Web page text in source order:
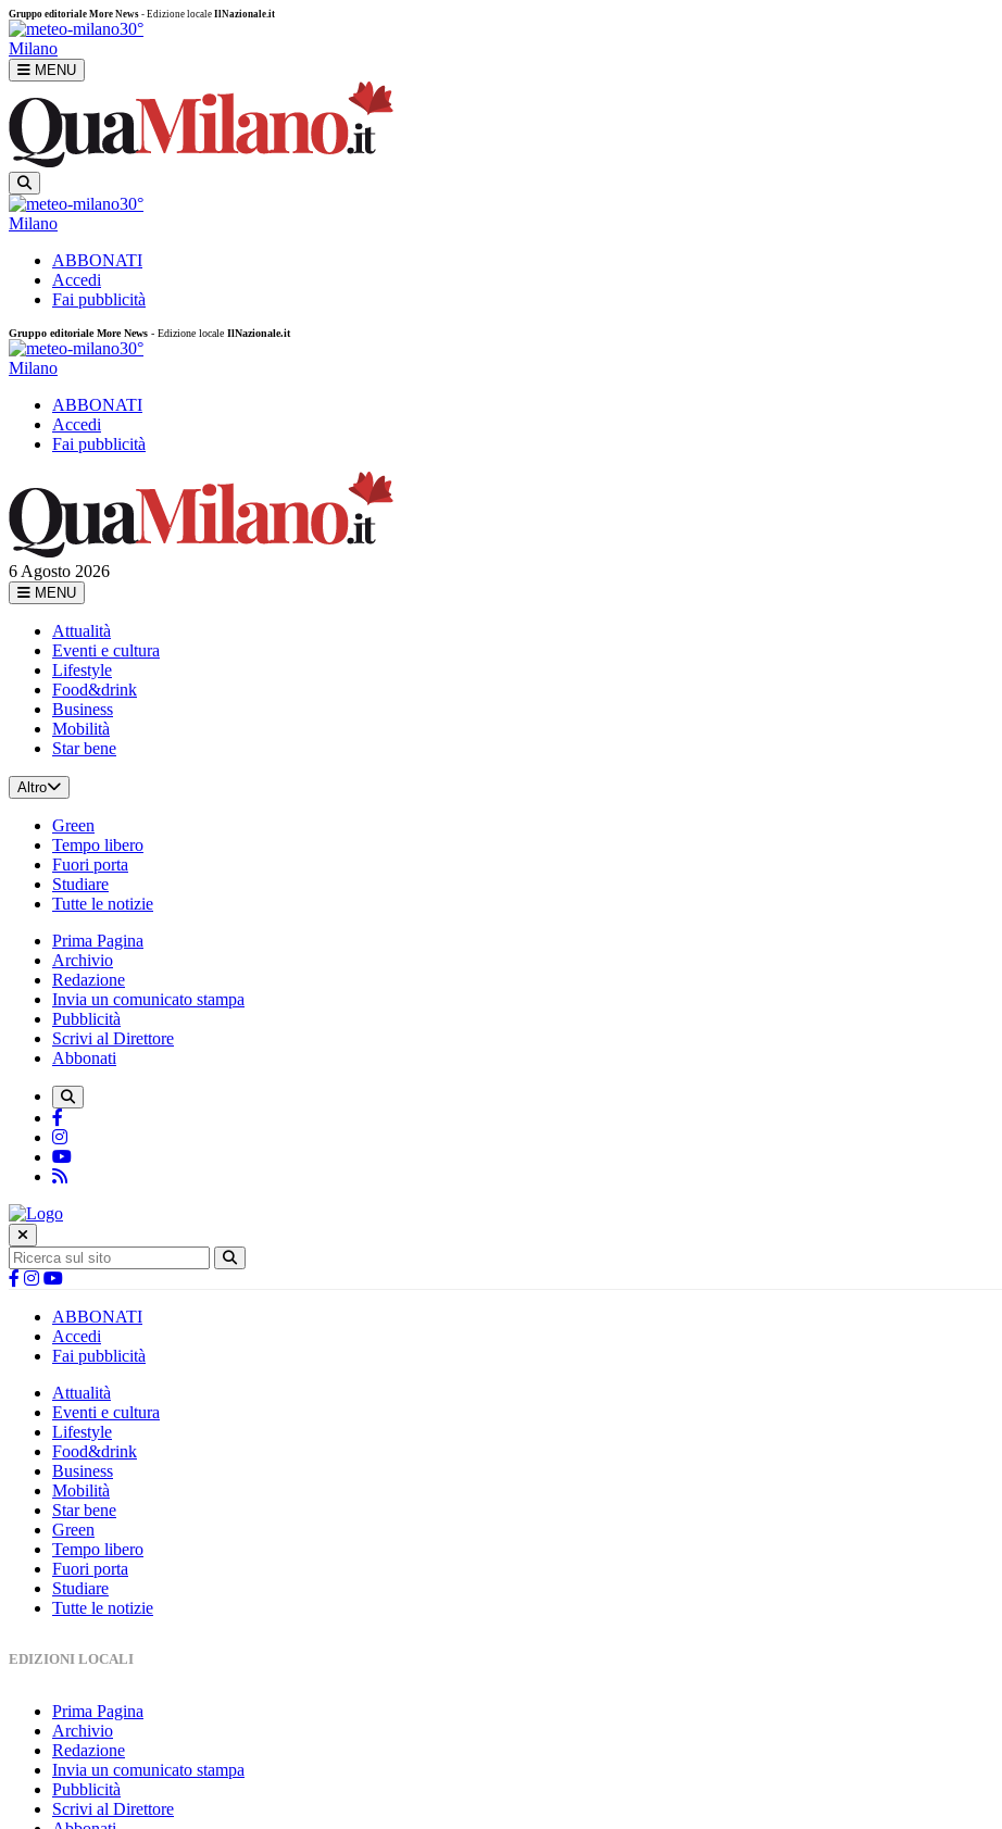
Gruppo editoriale More News - Edizione locale IlNazionale.it
30°
Milano
MENU
30°
Milano
ABBONATI
Accedi
Fai pubblicità
Gruppo editoriale More News - Edizione locale IlNazionale.it
30°
Milano
ABBONATI
Accedi
Fai pubblicità
6 Agosto 2026
MENU
Attualità
Eventi e cultura
Lifestyle
Food&drink
Business
Mobilità
Star bene
Altro
Green
Tempo libero
Fuori porta
Studiare
Tutte le notizie
Prima Pagina
Archivio
Redazione
Invia un comunicato stampa
Pubblicità
Scrivi al Direttore
Abbonati
ABBONATI
Accedi
Fai pubblicità
Attualità
Eventi e cultura
Lifestyle
Food&drink
Business
Mobilità
Star bene
Green
Tempo libero
Fuori porta
Studiare
Tutte le notizie
EDIZIONI LOCALI
Prima Pagina
Archivio
Redazione
Invia un comunicato stampa
Pubblicità
Scrivi al Direttore